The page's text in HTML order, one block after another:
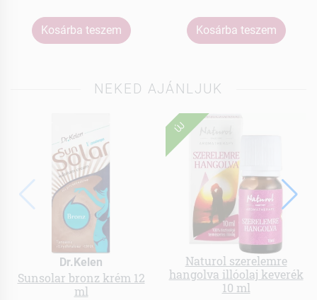
Kosárba teszem Kosárba teszem
NEKED AJÁNLJUK
Dr.Kelen
Sunsolar bronz krém 12
ml
ÚJ
Naturol szerelemre
hangolva illóolaj keverék
10 ml